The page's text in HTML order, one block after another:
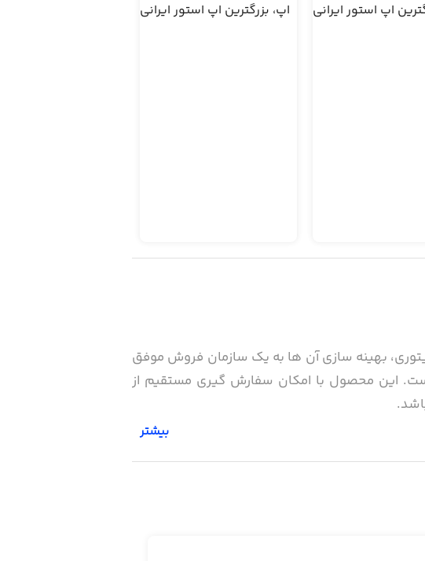
بهینه سازی آن ها به یک سازمان فروش موفق
این محصول با امکان سفارش گیری مستقیم از
منتخب نیز موجود است. همچنین ورود و بروزرسانی
بیشتر